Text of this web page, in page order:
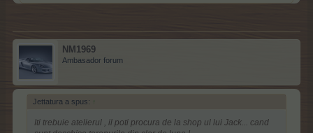
NM1969
Ambasador forum
Jettatura a spus: ↑
Iti trebuie atelierul , il poti procura de la shop ul lui Jack... cand